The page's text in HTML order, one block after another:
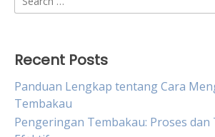
for:
Recent Posts
Panduan Lengkap tentang Cara
Tembakau
Pengeringan Tembakau: Proses